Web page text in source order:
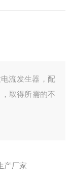
流发生器，配
取得所需的不
产厂家